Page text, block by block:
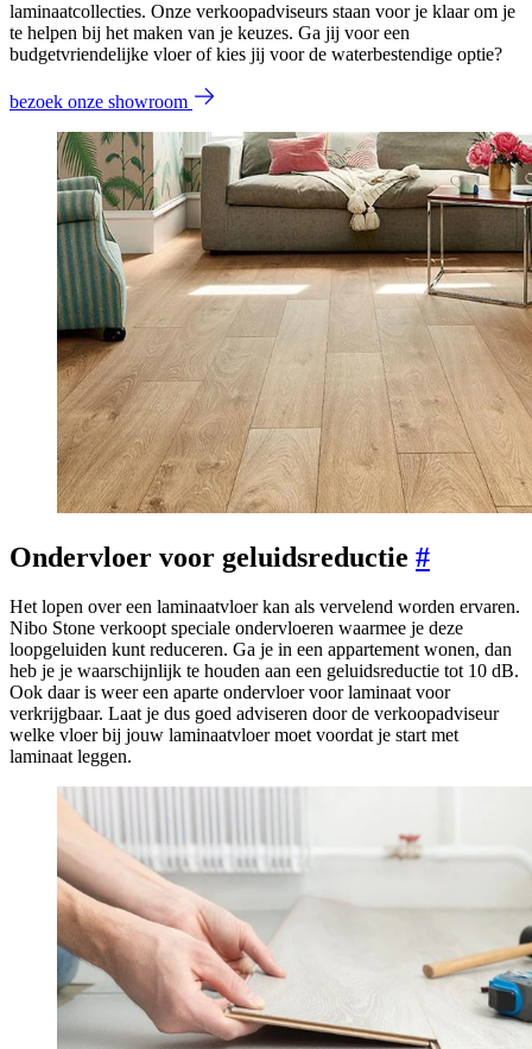
laminaatcollecties. Onze verkoopadviseurs staan voor je klaar om je
te helpen bij het maken van je keuzes. Ga jij voor een
budgetvriendelijke vloer of kies jij voor de waterbestendige optie?
bezoek onze showroom
Ondervloer voor geluidsreductie #
Het lopen over een laminaatvloer kan als vervelend worden ervaren.
Nibo Stone verkoopt speciale ondervloeren waarmee je deze
loopgeluiden kunt reduceren. Ga je in een appartement wonen, dan
heb je je waarschijnlijk te houden aan een geluidsreductie tot 10 dB.
Ook daar is weer een aparte ondervloer voor laminaat voor
verkrijgbaar. Laat je dus goed adviseren door de verkoopadviseur
welke vloer bij jouw laminaatvloer moet voordat je start met
laminaat leggen.